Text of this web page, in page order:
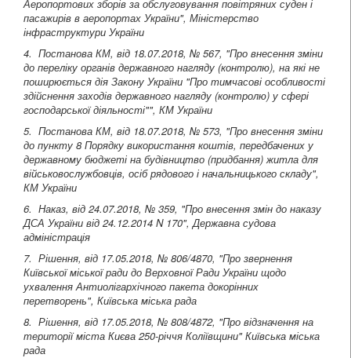
Аеропортових зборів за обслуговування повітряних суден і
пасажирів в аеропортах України", Міністерство
інфраструктури України
4. Постанова КМ, від 18.07.2018, № 567, "Про внесення зміни
до переліку органів державного нагляду (контролю), на які не
поширюється дія Закону України "Про тимчасові особливості
здійснення заходів державного нагляду (контролю) у сфері
господарської діяльності"", КМ України
5. Постанова КМ, від 18.07.2018, № 573, "Про внесення зміни
до пункту 8 Порядку використання коштів, передбачених у
державному бюджеті на будівництво (придбання) житла для
військовослужбовців, осіб рядового і начальницького складу",
КМ України
6. Наказ, від 24.07.2018, № 359, "Про внесення змін до наказу
ДСА України від 24.12.2014 N 170", Державна судова
адміністрація
7. Рішення, від 17.05.2018, № 806/4870, "Про звернення
Київської міської ради до Верховної Ради України щодо
ухвалення Антиолігархічного пакета докорінних
перетворень", Київська міська рада
8. Рішення, від 17.05.2018, № 808/4872, "Про відзначення на
території міста Києва 250-річчя Коліївщини" Київська міська
рада